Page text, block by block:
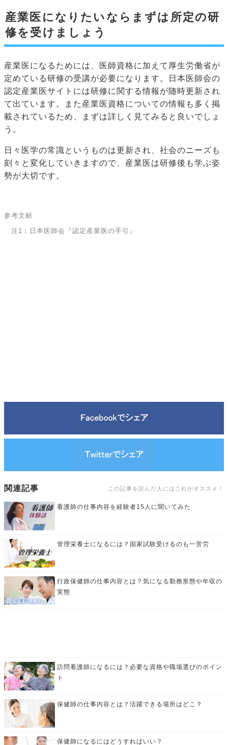
産業医になりたいならまずは所定の研
修を受けましょう
産業医になるためには、医師資格に加えて厚生労働省が
定めている研修の受講が必要になります。日本医師会の
認定産業医サイトには研修に関する情報が随時更新され
て出ています。また産業医資格についての情報も多く掲
載されているため、まずは詳しく見てみると良いでしょ
う。
日々医学の常識というものは更新され、社会のニーズも
刻々と変化していきますので、産業医は研修後も学ぶ姿
勢が大切です。
参考文献
注1：日本医師会『認定産業医の手引』
関連記事 この記事を読んだ人にはこれがオススメ！
看護師の仕事内容を経験者15人に聞いてみた
管理栄養士になるには？国家試験受けるのも一苦労
行政保健師の仕事内容とは？気になる勤務形態や年収の
実態
訪問看護師になるには？必要な資格や職場選びのポイン
ト
保健師の仕事内容とは？活躍できる場所はどこ？
保健師になるにはどうすればいい？